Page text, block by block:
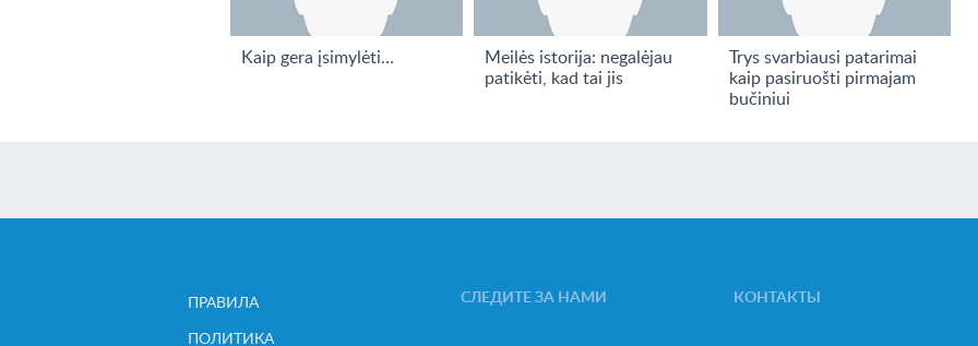
Kaip gera įsimylėti…
Meilės istorija: negalėjau
patikėti, kad tai jis
Trys svarbiausi patarimai
kaip pasiruošti pirmajam
bučiniui
ПРАВИЛА
ПОЛИТИКА
СЛЕДИТЕ ЗА НАМИ КОНТАКТЫ